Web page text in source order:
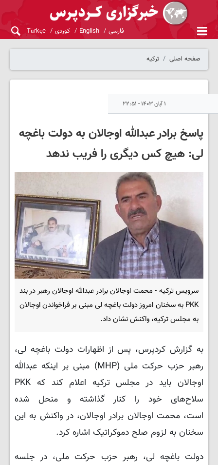
فارسی English کوردی Türkçe
صفحه اصلی ترکیه
۱ آبان ۱۴۰۳ - ۲۲:۵۱
پاسخ برادر عبدالله اوجالان به دولت باغچه
لی: هیچ کس دیگری را فریب ندهد
سرویس ترکیه - محمت اوجالان برادر عبدالله اوجالان رهبر در بند
PKK به سخنان امروز دولت باغچه لی مبنی بر فراخواندن اوجالان
به مجلس ترکیه، واکنش نشان داد.
به گزارش کردپرس، پس از اظهارات دولت باغچه لی،
رهبر حزب حرکت ملی (MHP) مبنی بر اینکه عبدالله
اوجالان باید در مجلس ترکیه اعلام کند که PKK
سلاح‌های خود را کنار گذاشته و منحل شده
است، محمت اوجالان برادر اوجالان، در واکنش به این
سخنان به لزوم صلح دموکراتیک اشاره کرد.
دولت باغچه لی، رهبر حزب حرکت ملی، در جلسه